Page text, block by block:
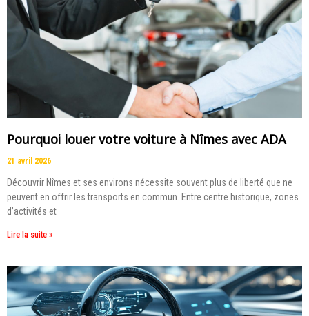
Pourquoi louer votre voiture à Nîmes avec ADA
21 avril 2026
Découvrir Nîmes et ses environs nécessite souvent plus de liberté que ne
peuvent en offrir les transports en commun. Entre centre historique, zones
d’activités et
Lire la suite »